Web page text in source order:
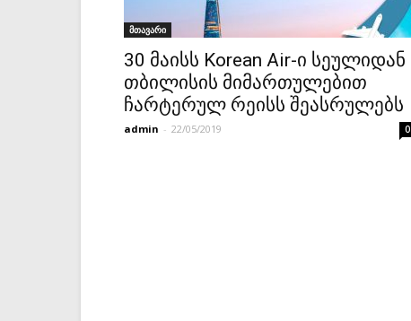
მთავარი
30 მაისს Korean Air-ი სეულიდან
თბილისის მიმართულებით
ჩარტერულ რეისს შეასრულებს
admin - 22/05/2019 0